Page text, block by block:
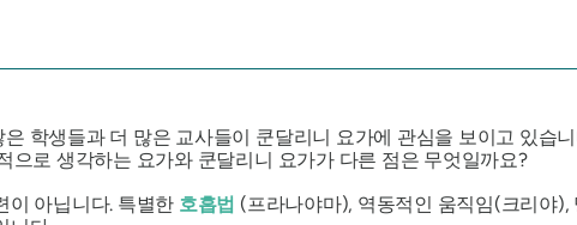
학생들과 더 많은 교사들이 쿤달리니 요가에 관심을 보이고 있습
으로 생각하는 요가와 쿤달리니 요가가 다른 점은 무엇일까요?
이 아닙니다. 특별한 호흡법 (프라나야마), 역동적인 움직임(크리야